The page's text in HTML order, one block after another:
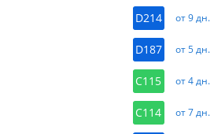
D214 от 9 дн.
D187 от 5 дн.
C115 от 4 дн.
C114 от 7 дн.